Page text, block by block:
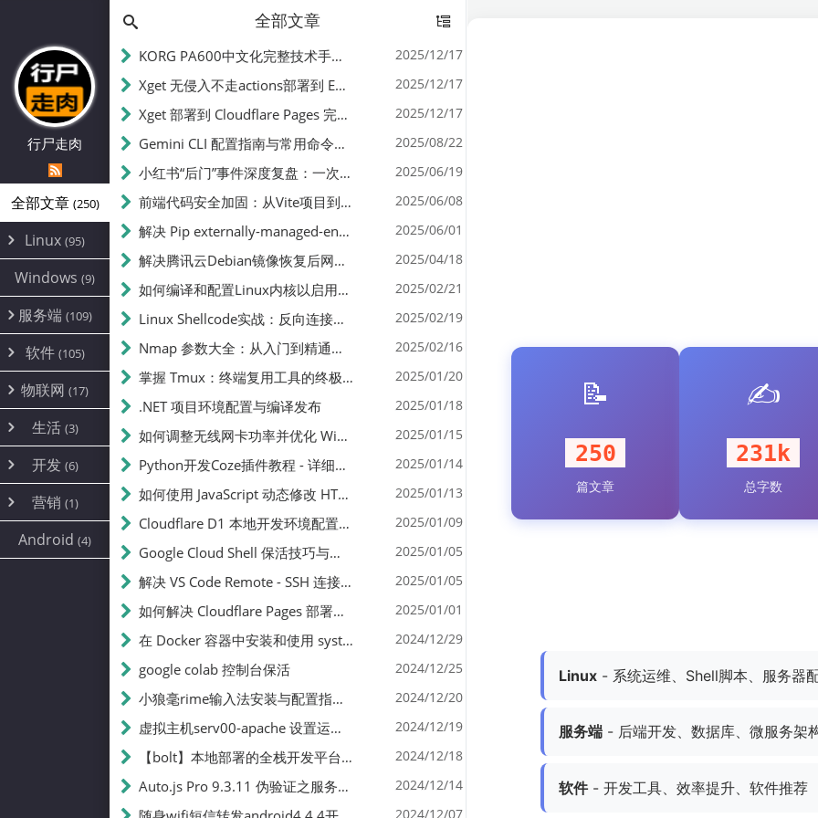
行尸走肉
全部文章 (250)
Linux (95)
Alpine
CentOS(17)
Debian(24)
ProxmoxVE
Ubuntu(7)
Windows (9)
服务端 (109)
环境配置
DD重装(3)
加速优化(34)
面板(12)
容器
游戏 (7)
饥荒(7)
云服务商(4)
WEB源码(6)
建站(5)
软件 (105)
安全(12)
办公(4)
图片 (2)
文件
系统 (35)
AI(10)
物联网 (17)
路由器
随身wifi(1)
mobile(14)
刷机
magisk
生活 (3)
线报
sim卡(1)
开发 (6)
编译
JavaScript(2)
python(2)
营销 (1)
公关(1)
SEO(1)
Android (4)
全部文章
KORG PA600中文化完整技术手册 - 从逆向到实现的全流程指南 2025/12/17
Xget 无侵入不走actions部署到 EdgeOne Pages 指南 2025/12/17
Xget 部署到 Cloudflare Pages 完整指南 - 无需修改源码的构建配置 2025/12/17
Gemini CLI 配置指南与常用命令中文翻译 | API Key、MCP、代理设置 2025/08/22
小红书“后门”事件深度复盘：一次沉默危机下的品牌、技术与流程三重考验 2025/06/19
前端代码安全加固：从Vite项目到纯静态页面的深度混淆技术备忘 2025/06/08
解决 Pip externally-managed-environment 错误：临时与永久绕过方案 2025/06/01
解决腾讯云Debian镜像恢复后网络不通问题 2025/04/18
如何编译和配置Linux内核以启用BBR2 | 内核编译教程 2025/02/21
Linux Shellcode实战：反向连接、持久化、免杀技术详解（MSF,Cobalt Strike）- 从原理到C加载器实现 2025/02/19
Nmap 参数大全：从入门到精通，掌握网络扫描的核心技巧 2025/02/16
掌握 Tmux：终端复用工具的终极指南 2025/01/20
.NET 项目环境配置与编译发布 2025/01/18
如何调整无线网卡功率并优化 Wifite 的功率设置 2025/01/15
Python开发Coze插件教程 - 详细步骤与注意事项 2025/01/14
如何使用 JavaScript 动态修改 HTML 中的权限文本 | 前端开发教程 2025/01/13
Cloudflare D1 本地开发环境配置指南 | CF Pages Local Development Guide 2025/01/09
Google Cloud Shell 保活技巧与配额时间查看方法 2025/01/05
解决 VS Code Remote - SSH 连接失败问题：从权限问题到成功启动 2025/01/05
如何解决 Cloudflare Pages 部署中的 API Token 权限问题 2025/01/01
在 Docker 容器中安装和使用 systemctl 的完整指南 2024/12/29
google colab 控制台保活 2024/12/25
小狼毫rime输入法安装与配置指南：从基础到高级自定义 2024/12/20
虚拟主机serv00-apache 设置运行目录 2024/12/19
【bolt】本地部署的全栈开发平台，支持本地及众多API，本地一键生成应用，部署教程 2024/12/18
Auto.js Pro 9.3.11 伪验证之服务器接口 Nginx 版 2024/12/14
2024/12/07
<
>
📝
250
篇文章
✍️
231k
总字数
Linux - 系统运维、Shell脚本、服务器
服务端 - 后端开发、数据库、微服务架
软件- 开发工具、效率提升、软件推荐